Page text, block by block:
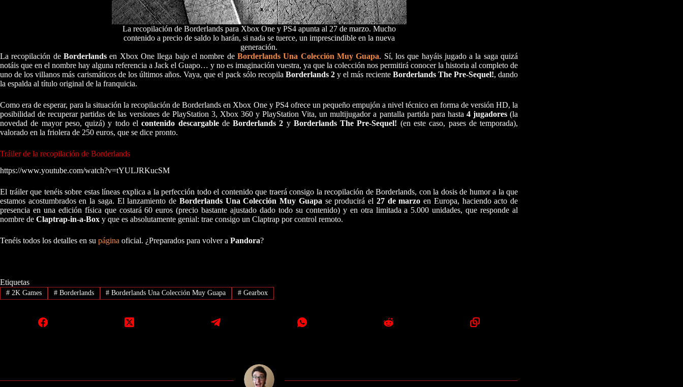
La recopilación de Borderlands para Xbox One y PS4 apunta al 27 de marzo. Mucho
contenido a precio de saldo lo harán, si nada se tuerce, un imprescindible en la nueva
generación.
La recopilación de Borderlandsen Xbox One llega bajo el nombre de Borderlands Una Colección Muy Guapa. Sí, los que hayáis jugado a la saga quizá
notáis que en el nombre hay alguna referencia a Jack el Guapo… y no es imaginación vuestra, ya que la colección nos permitirá conocer la historia al completo de
uno de los villanos más carismáticos de los últimos años. Vaya, que el pack sólo recopila Borderlands 2 y el más reciente Borderlands The Pre-Sequel!, dando
la espalda al título original de la franquicia.
Como era de esperar, para la situación la recopilación de Borderlands en Xbox One y PS4 ofrece un pequeño empujón a nivel técnico en forma de versión HD, la
posibilidad de recuperar partidas de las versiones de PlayStation 3, Xbox 360 y PlayStation Vita, un multijugador a pantalla partida para hasta 4 jugadores (la
novedad de mayor peso, quizá) y todo elcontenido descargabledeBorderlands 2 y Borderlands The Pre-Sequel! (en este caso, pases de temporada),
valorado en la friolera de 250 euros, que se dice pronto.
Tráiler de la recopilación de Borderlands
https://www.youtube.com/watch?v=tYULJRKucSM
El tráiler que tenéis sobre estas líneas explica a la perfección todo el contenido que traerá consigo la recopilación de Borderlands, con la dosis de humor a la que
estamos acostumbrados en la saga. El lanzamiento de Borderlands Una Colección Muy Guapa se producirá el 27 de marzo en Europa, haciendo acto de
presencia en una edición física que costará 60 euros (precio bastante ajustado dado todo su contenido) y en otra limitada a 5.000 unidades, que responde al
nombre de Claptrap-in-a-Box y que es absolutamente genial: trae consigo un Claptrap por control remoto.
Tenéis todos los detalles en su página oficial. ¿Preparados para volver a Pandora?
Etiquetas
#2K Games #Borderlands # Borderlands Una Colección Muy Guapa # Gearbox